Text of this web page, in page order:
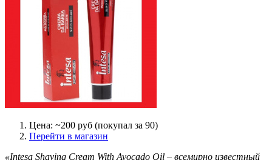
Цена: ~200 руб (покупал за 90)
Перейти в магазин
«Intesa Shaving Cream With Avocado Oil – всемирно известный